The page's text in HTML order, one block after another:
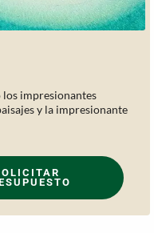
los impresionantes
y la impresionante